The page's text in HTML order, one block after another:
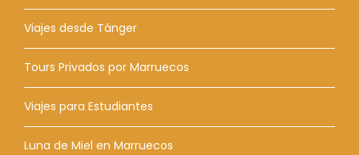
Viajes desde Tánger
Tours Privados por Marruecos
Viajes para Estudiantes
Luna de Miel en Marruecos